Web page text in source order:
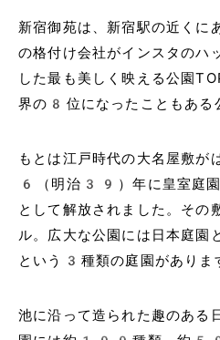
新宿御苑は、新宿駅の近くに
の格付け会社がインスタのハ
した最も美しく映える公園
界の8位になったこともある
もとは江戸時代の大名屋敷
6（明治39）年に皇室庭園
として解放されました。そ
ル。広大な公園には日本庭園
という3種類の庭園がありま
池に沿って造られた趣のある